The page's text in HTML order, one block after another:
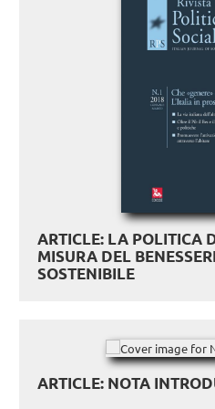
ARTICLE: LA POLITICA
MISURA DEL
SOSTENIBILE
ARTICLE: NOTA